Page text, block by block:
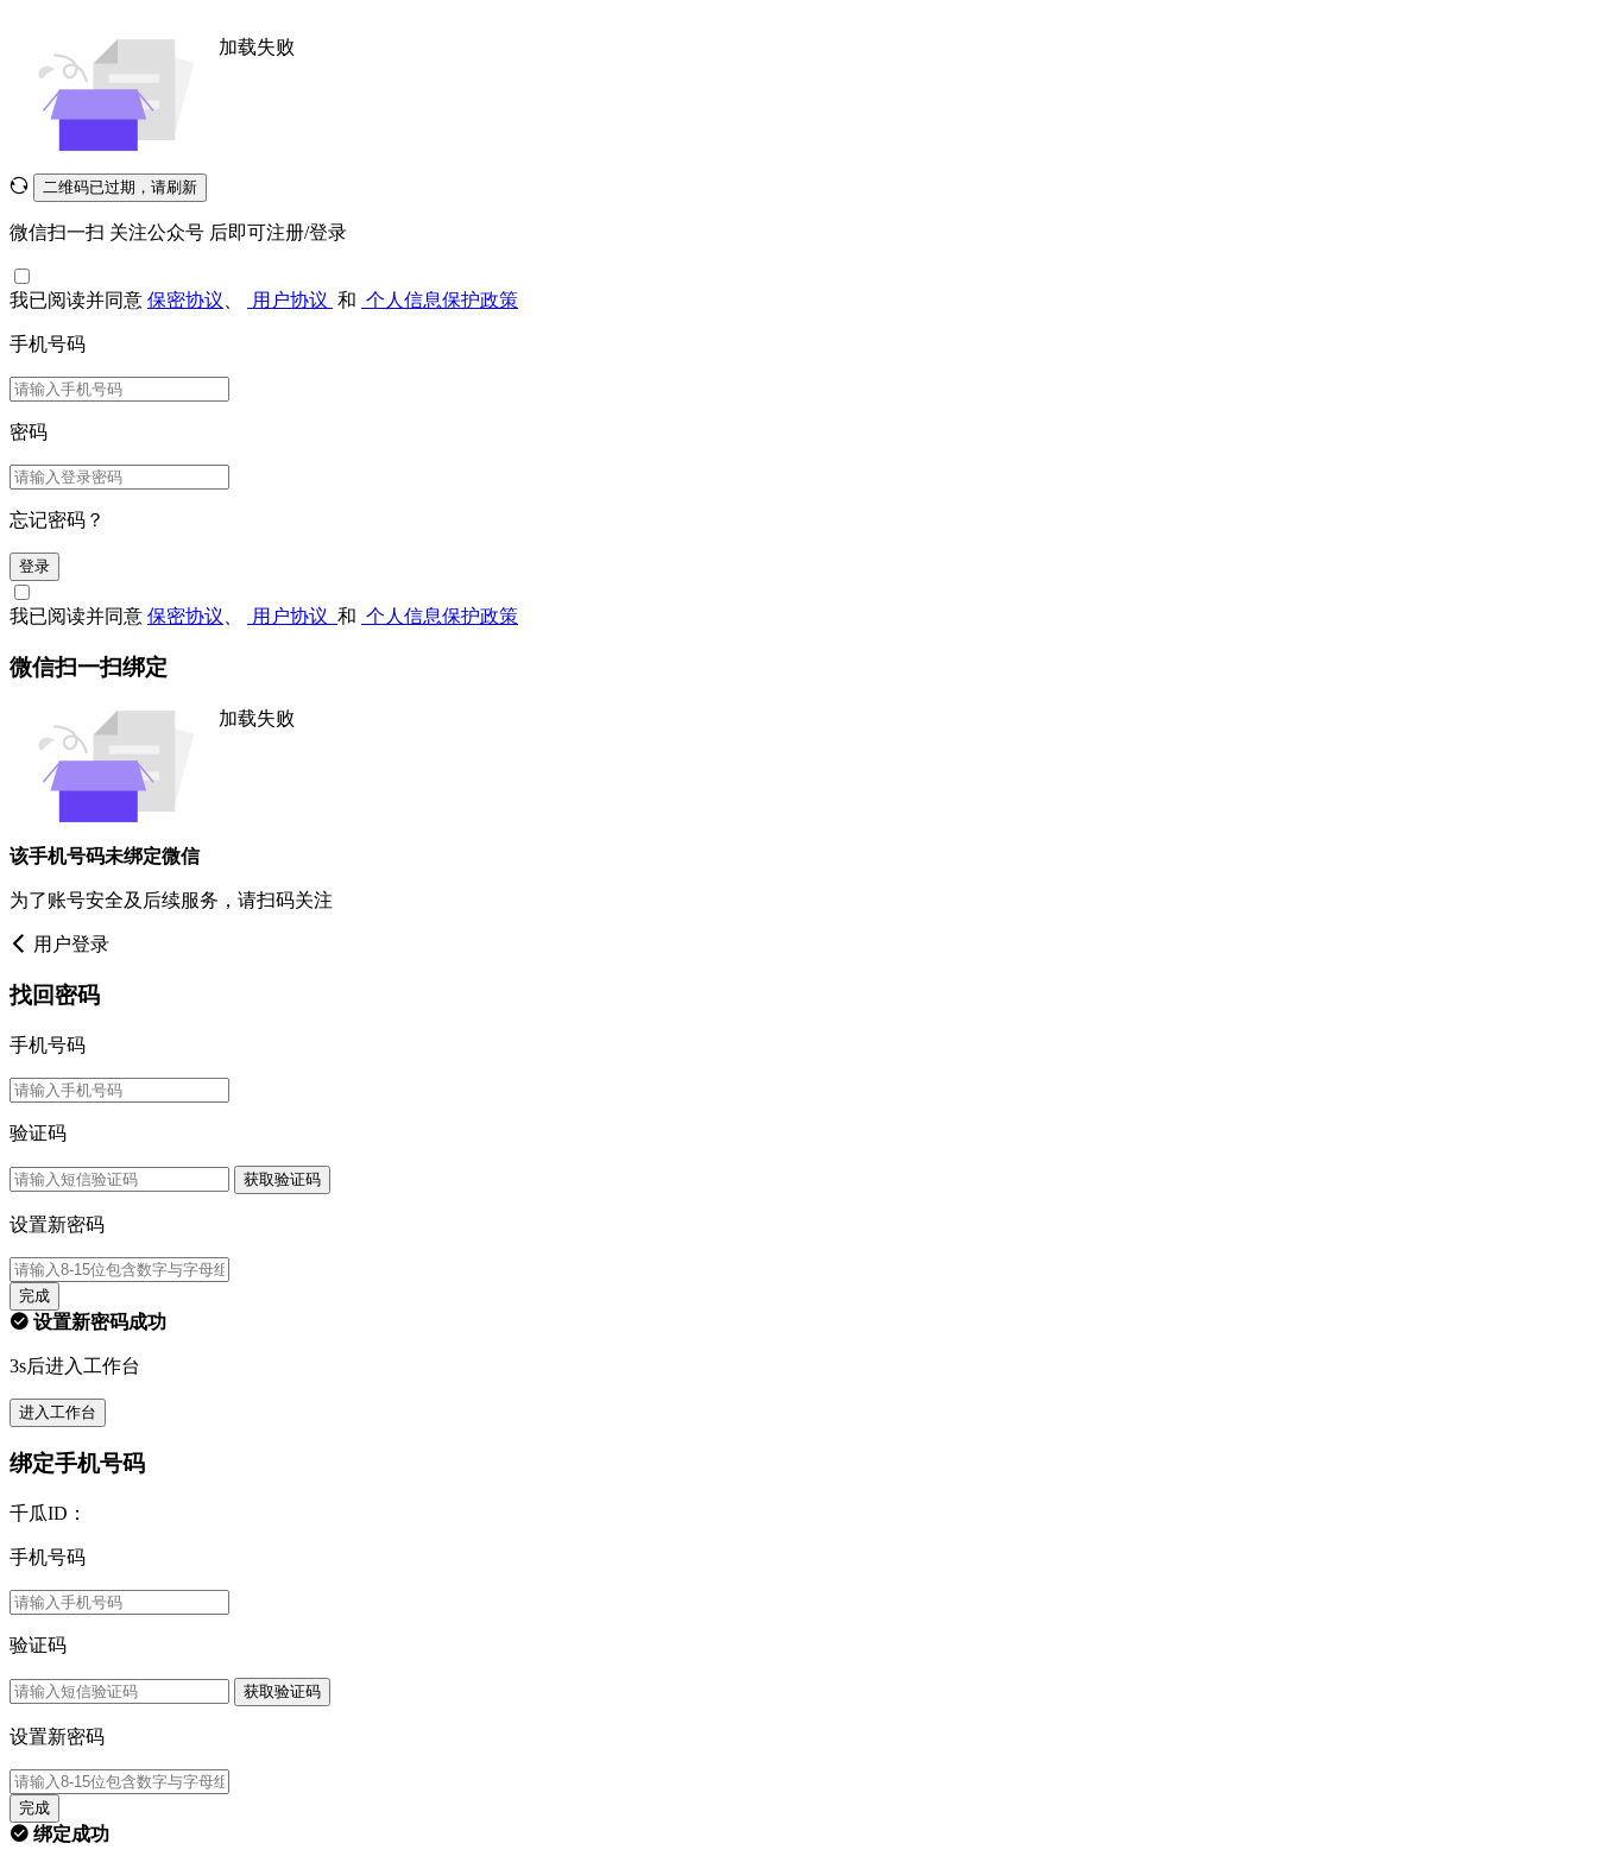
加载失败
二维码已过期，请刷新
微信扫一扫 关注公众号 后即可注册/登录
我已阅读并同意 保密协议 用户协议 和 个人信息保护政策
手机号码
密码
忘记密码？
登录
我已阅读并同意 保密协议 用户协议 和 个人信息保护政策
微信扫一扫绑定
加载失败
该手机号码未绑定微信
为了账号安全及后续服务，请扫码关注
用户登录
找回密码
手机号码
验证码
获取验证码
设置新密码
完成
设置新密码成功
3s后进入工作台
进入工作台
绑定手机号码
千瓜ID：
手机号码
验证码
获取验证码
设置新密码
完成
绑定成功